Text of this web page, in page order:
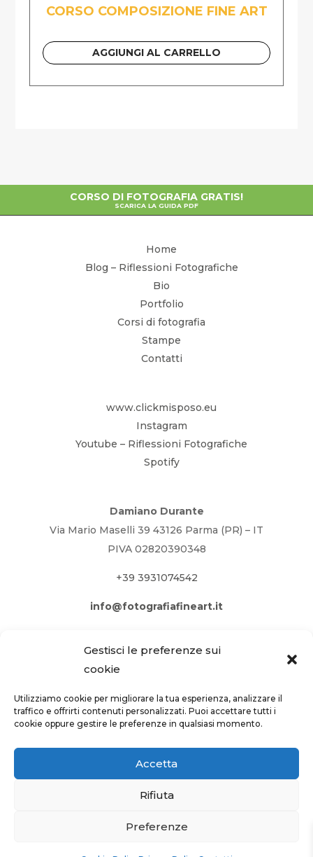
Gestisci le preferenze sui
cookie
Utilizziamo cookie per migliorare la tua esperienza, analizzare il
traffico e offrirti contenuti personalizzati. Puoi accettare tutti i
cookie oppure gestire le preferenze in qualsiasi momento.
Accetta
Rifiuta
Preferenze
CORSO COMPOSIZIONE FINE ART
AGGIUNGI AL CARRELLO
CORSO DI FOTOGRAFIA GRATIS!
SCARICA LA GUIDA PDF
Home
Blog – Riflessioni Fotografiche
Bio
Portfolio
Corsi di fotografia
Stampe
Contatti
www.clickmisposo.eu
Instagram
Youtube – Riflessioni Fotografiche
Spotify
Damiano Durante
Via Mario Maselli 39 43126 Parma (PR) – IT
PIVA 02820390348
+39 3931074542
info@fotografiafineart.it
PRIVACY POLICY–COOKIE POLICY